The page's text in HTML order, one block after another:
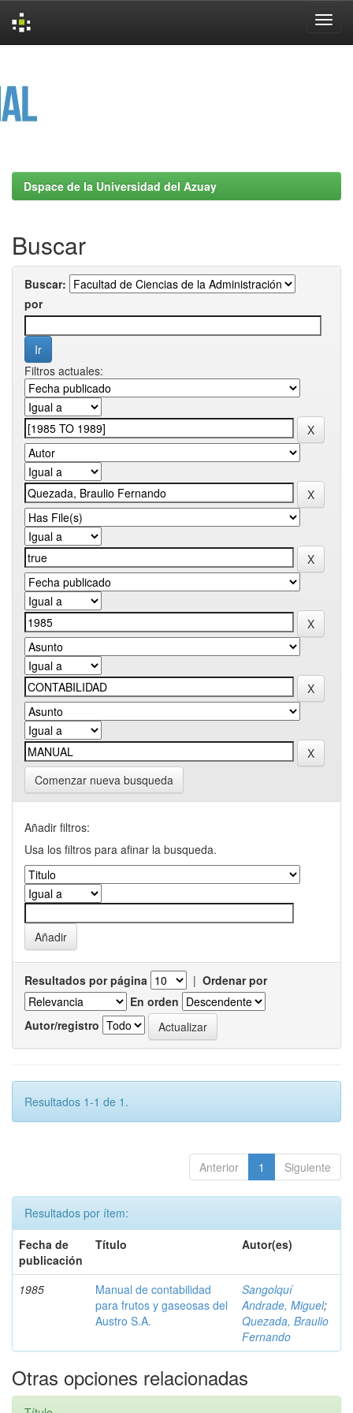
Dspace de la Universidad del Azuay
Buscar
Buscar:
por
Filtros actuales:
Comenzar nueva busqueda
Añadir filtros:
Usa los filtros para afinar la busqueda.
Resultados por página | Ordenar por
En orden
Autor/registro
Resultados 1-1 de 1.
Anterior 1 Siguiente
Resultados por ítem:
Fecha de
publicación
Título Autor(es)
1985
Manual de contabilidad
para frutos y gaseosas del
Austro S.A.
Sangolquí
Andrade, Miguel;
Quezada, Braulio
Fernando
Otras opciones relacionadas